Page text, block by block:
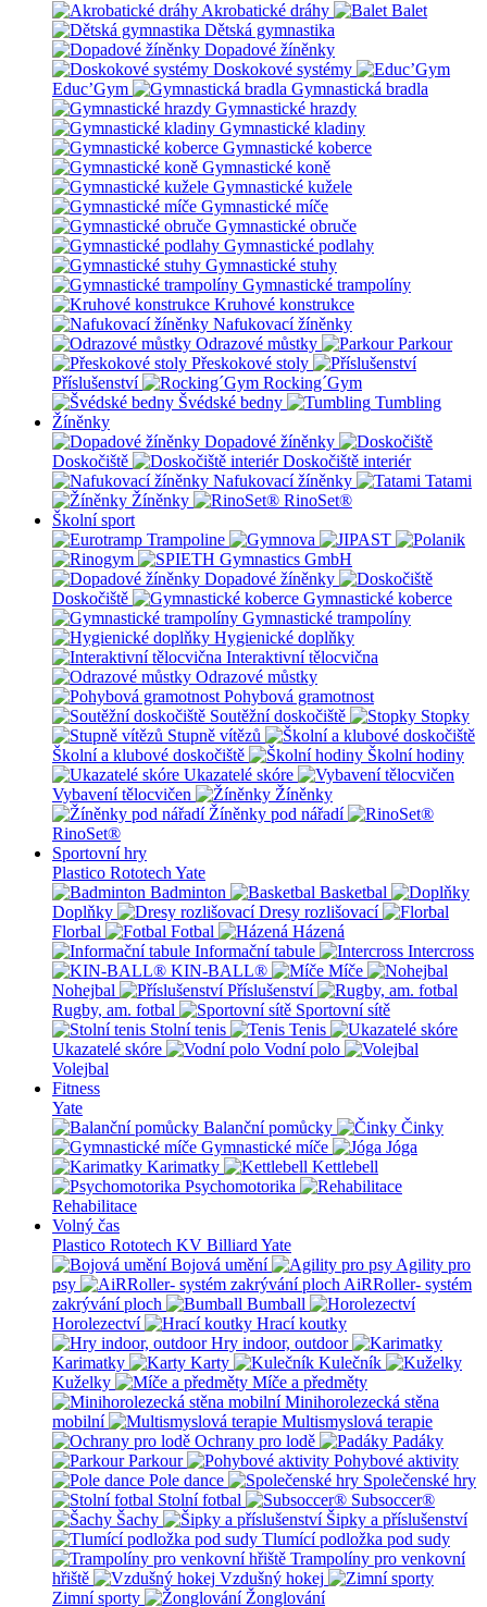
Akrobatické dráhy
Balet
Dětská gymnastika
Dopadové žíněnky
Doskokové systémy
Educ’Gym
Gymnastická bradla
Gymnastické hrazdy
Gymnastické kladiny
Gymnastické koberce
Gymnastické koně
Gymnastické kužele
Gymnastické míče
Gymnastické obruče
Gymnastické podlahy
Gymnastické stuhy
Gymnastické trampolíny
Kruhové konstrukce
Nafukovací žíněnky
Odrazové můstky
Parkour
Přeskokové stoly
Příslušenství
Rocking´Gym
Švédské bedny
Tumbling
Žíněnky
Dopadové žíněnky
Doskočiště
Doskočiště interiér
Nafukovací žíněnky
Tatami
Žíněnky
RinoSet®
Školní sport
Dopadové žíněnky
Doskočiště
Gymnastické koberce
Gymnastické trampolíny
Hygienické doplňky
Interaktivní tělocvična
Odrazové můstky
Pohybová gramotnost
Soutěžní doskočiště
Stopky
Stupně vítězů
Školní a klubové doskočiště
Školní hodiny
Ukazatelé skóre
Vybavení tělocvičen
Žíněnky
Žíněnky pod nářadí
RinoSet®
Sportovní hry
Plastico Rototech Yate
Badminton
Basketbal
Doplňky
Dresy rozlišovací
Florbal
Fotbal
Házená
Informační tabule
Intercross
KIN-BALL®
Míče
Nohejbal
Příslušenství
Rugby, am. fotbal
Sportovní sítě
Stolní tenis
Tenis
Ukazatelé skóre
Vodní polo
Volejbal
Fitness
Yate
Balanční pomůcky
Činky
Gymnastické míče
Jóga
Karimatky
Kettlebell
Psychomotorika
Rehabilitace
Volný čas
Plastico Rototech KV Billiard Yate
Bojová umění
Agility pro
psy
AiRRoller- systém
zakrývání ploch
Bumball
Horolezectví
Hrací koutky
Hry indoor, outdoor
Karimatky
Karty
Kulečník
Kuželky
Míče a předměty
Minihorolezecká stěna
mobilní
Multismyslová terapie
Ochrany pro lodě
Padáky
Parkour
Pohybové aktivity
Pole dance
Společenské hry
Stolní fotbal
Subsoccer®
Šachy
Šipky a příslušenství
Tlumící podložka pod sudy
Trampolíny pro venkovní
hřiště
Vzdušný hokej
Zimní sporty
Žonglování